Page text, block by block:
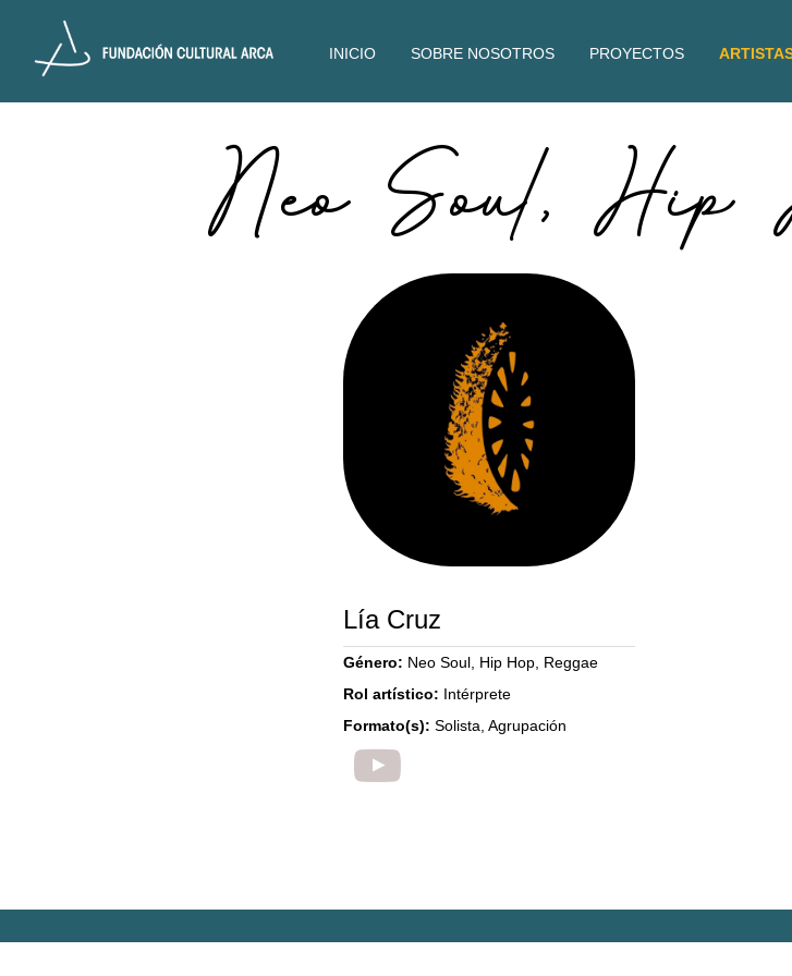
INICIO SOBRE NOSOTROS PROYECTOS
Neo Soul, Hip
Lía Cruz
Género: Neo Soul, Hip Hop, Reggae
Rol artístico: Intérprete
Formato(s): Solista, Agrupación
